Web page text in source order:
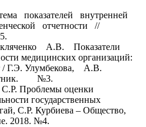
показателей внутренней
отчетности //
А.В. Показатели
медицинских организаций:
/ Г.Э. Улумбекова, А.В.
№3.
Проблемы оценки
государственных
С.Р. Курбиева – Общество,
2018. №4.